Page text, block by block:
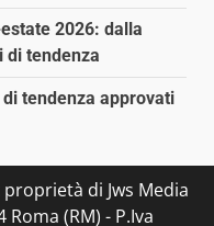
2026: dalla
di tendenza
tendenza approvati
di Jws Media
Roma (RM) - P.Iva